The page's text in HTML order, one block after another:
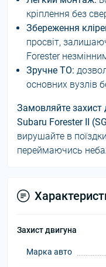
кріплення без
Збереження
просвіт,
Forester
Зручне ТО:
основних вузлів
Замовляйте
Subaru Forester II
вирушайте в
переймаючись
Захист двигуна
Марка авто